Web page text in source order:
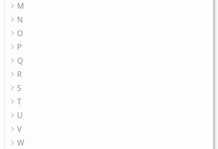
M
N
O
P
Q
R
S
T
U
V
W